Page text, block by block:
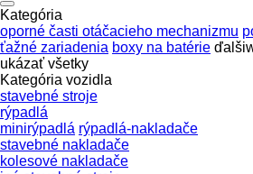
Kategória
oporné časti otáčacieho mechanizmu
ťažné zariadenia boxy na batérie
ukázať všetky
Kategória vozidla
stavebné stroje
rýpadlá
minirýpadlá rýpadlá-nakladače
stavebné nakladače
kolesové nakladače